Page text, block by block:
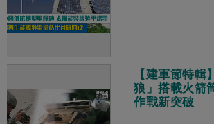
【建軍節特輯
狼」搭載火箭
作戰新突破